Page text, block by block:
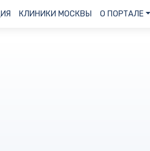
КЛИНИКИ МОСКВЫ О ПОРТАЛЕ